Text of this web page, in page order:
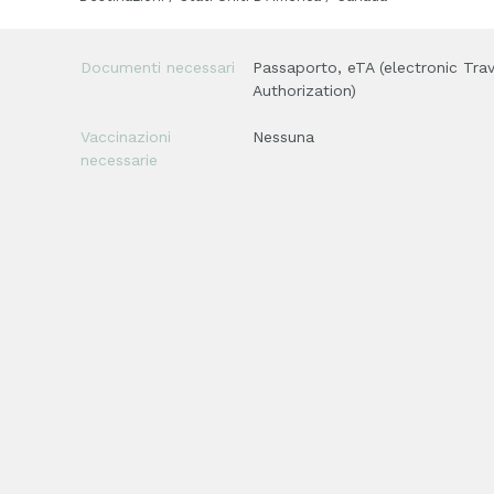
Documenti necessari
Passaporto, eTA (electronic
Authorization)
Vaccinazioni
necessarie
Nessuna